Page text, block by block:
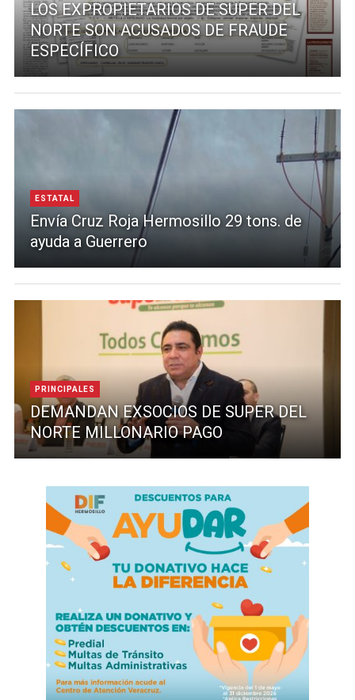
LOS EXPROPIETARIOS DE SUPER DEL
NORTE SON ACUSADOS DE FRAUDE
ESPECÍFICO
ESTATAL
Envía Cruz Roja Hermosillo 29 tons. de
ayuda a Guerrero
PRINCIPALES
DEMANDAN EXSOCIOS DE SUPER DEL
NORTE MILLONARIO PAGO